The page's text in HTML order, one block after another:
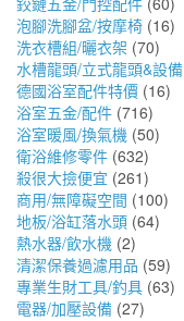
泡腳洗腳盆/按摩椅 (16)
洗衣槽組/曬衣架 (70)
水槽龍頭/立式龍頭&設備
德國浴室配件特價 (16)
浴室五金/配件 (716)
浴室暖風/換氣機 (50)
衛浴維修零件 (632)
殺很大撿便宜 (261)
商用/無障礙空間 (100)
地板/浴缸落水頭 (64)
熱水器/飲水機 (2)
清潔保養過濾用品 (59)
專業生財工具/釣具 (63)
電器/加壓設備 (27)